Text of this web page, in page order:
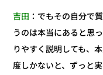
吉田 ：でもその自分で
うのは本当にあると思
りやすく説明しても、
度しかないと、ずっと